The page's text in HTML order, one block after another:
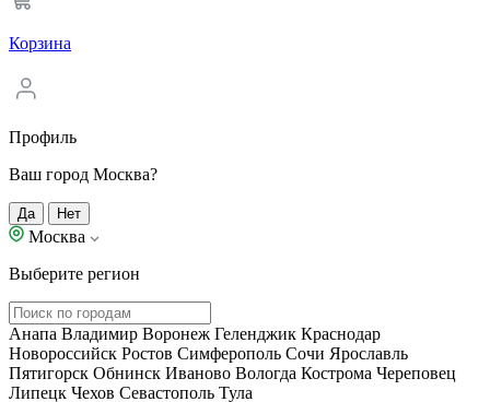
Корзина
Профиль
Ваш город Москва?
Да Нет
Москва
Выберите регион
Анапа Владимир Воронеж Геленджик Краснодар
Новороссийск Ростов Симферополь Сочи Ярославль
Пятигорск Обнинск Иваново Вологда Кострома Череповец
Липецк Чехов Севастополь Тула